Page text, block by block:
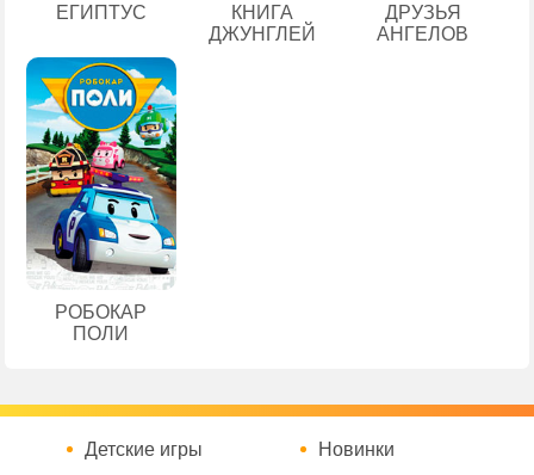
ЕГИПТУС
КНИГА
ДЖУНГЛЕЙ
ДРУЗЬЯ
АНГЕЛОВ
РОБОКАР
ПОЛИ
Детские игры
Новинки